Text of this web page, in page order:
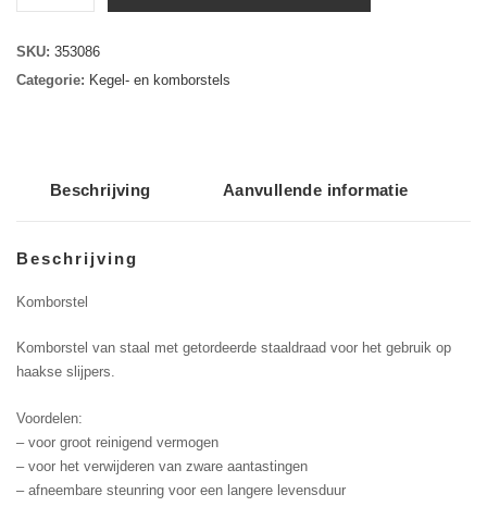
65
x
SKU: 353086
Categorie: Kegel- en komborstels
Beschrijving Aanvullende informatie
Beschrijving
Komborstel
Komborstel van staal met getordeerde staaldraad voor het gebruik op
haakse slijpers.
Voordelen:
– voor groot reinigend vermogen
– voor het verwijderen van zware aantastingen
– afneembare steunring voor een langere levensduur